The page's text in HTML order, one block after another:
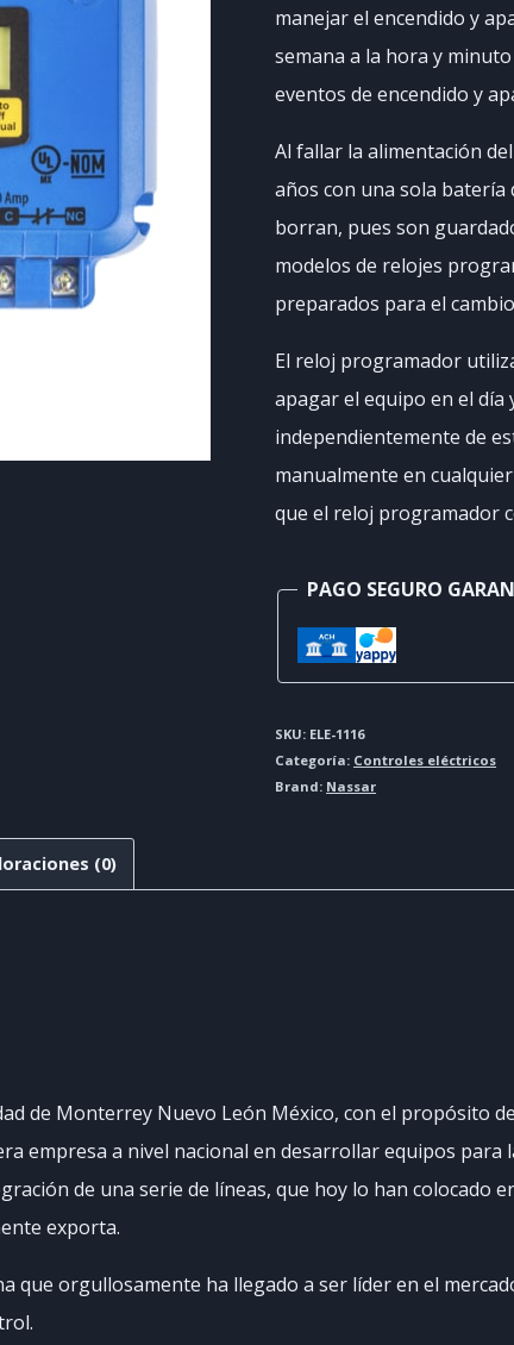
manejar el encendido y
semana a la hora y
eventos de encendido y
Al fallar la alimentación
años con una sola
borran, pues son
modelos de relojes
preparados para el
El reloj programador
apagar el equipo en el
independientemente de
manualmente en
que el reloj programador
PAGO SEGURO
SKU: ELE-1116
Categoría: Controles eléctricos
Brand: Nassar
(0)
de Monterrey Nuevo León México, con el propósito
empresa a nivel nacional en desarrollar equipos
de una serie de líneas, que hoy lo han colocado
exporta.
que orgullosamente ha llegado a ser líder en el